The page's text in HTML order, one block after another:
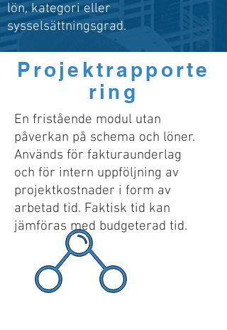
lön, kategori eller
sysselsättningsgrad.
Projektrapporte
ring
En fristående modul utan
påverkan på schema och löner.
Används för fakturaunderlag
och för intern uppföljning av
projektkostnader i form av
arbetad tid. Faktisk tid kan
jämföras med budgeterad tid.